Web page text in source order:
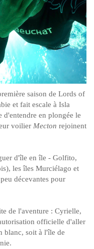
saison de Lords of
et fait escale à Isla
d'entendre en plongée le
voilier Mecton rejoinent
d'île en île - Golfito,
les îles Murciélago et
décevantes pour
de l'aventure : Cyrielle,
officielle d'aller
blanc, soit à l'île de